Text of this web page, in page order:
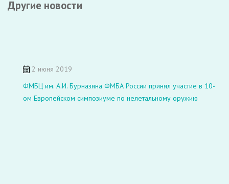
Другие новости
2 июня 2019
ФМБЦ им. А.И. Бурназяна ФМБА России принял участие в 10-
ом Европейском симпозиуме по нелетальному оружию